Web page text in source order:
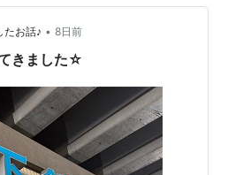
東京メトロ銀座線の一部） 旧
東京メトロ銀座線の一部） １
トボディ）
たお話♪ • 8日前
きました☆